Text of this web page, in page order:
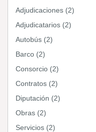
Adjudicaciones (2)
Adjudicatarios (2)
Autobús (2)
Barco (2)
Consorcio (2)
Contratos (2)
Diputación (2)
Obras (2)
Servicios (2)